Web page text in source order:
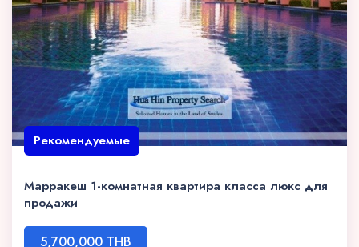
Рекомендуемые
Марракеш 1-комнатная квартира класса люкс для
продажи
5,700,000 THB